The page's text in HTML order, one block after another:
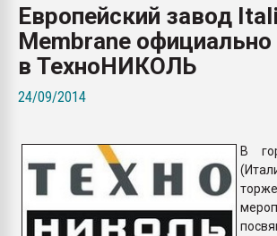
Европейский завод
Membrane
в ТехноНИКОЛЬ
24/09/2014
В